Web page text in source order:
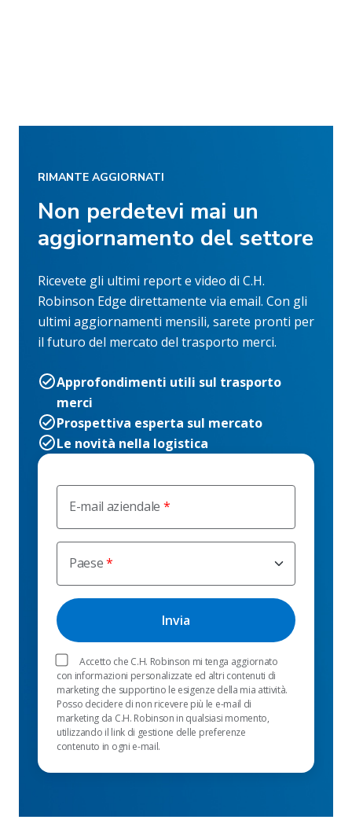
E-mail aziendale
Paese
Accetto che C.H. Robinson mi tenga aggiornato
con informazioni personalizzate ed altri contenuti di
marketing che supportino le esigenze della mia attività.
Posso decidere di non ricevere più le e-mail di
marketing da C.H. Robinson in qualsiasi momento,
utilizzando il link di gestione delle preferenze
contenuto in ogni e-mail.
RIMANTE AGGIORNATI
Non perdetevi mai un
aggiornamento del settore
Ricevete gli ultimi report e video di C.H.
Robinson Edge direttamente via email. Con gli
ultimi aggiornamenti mensili, sarete pronti per
il futuro del mercato del trasporto merci.
Approfondimenti utili sul trasporto
merci
Prospettiva esperta sul mercato
Le novità nella logistica